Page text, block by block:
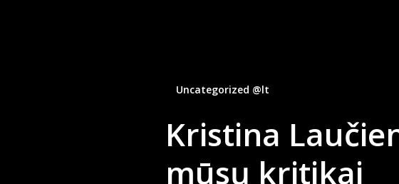
Uncategorized @lt
Kristina
mūsų kritikai